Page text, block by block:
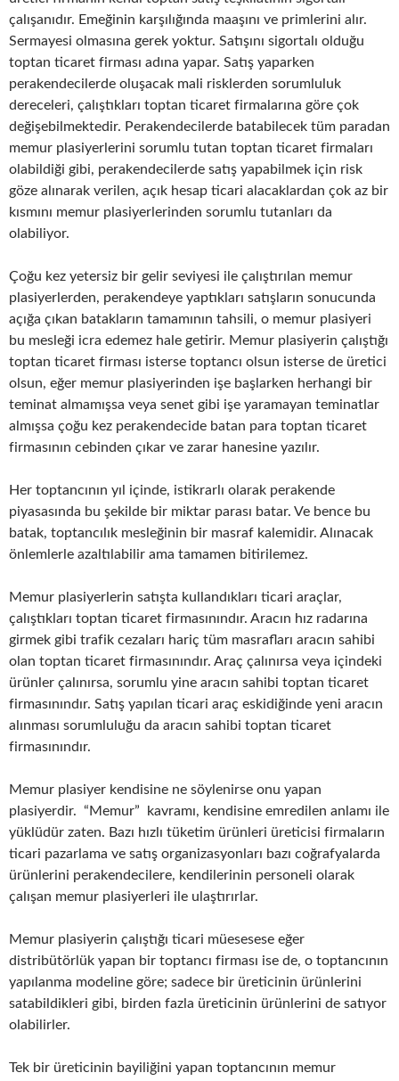
çalışanıdır. Emeğinin karşılığında maaşını ve primlerini alır.
Sermayesi olmasına gerek yoktur. Satışını sigortalı olduğu
toptan ticaret firması adına yapar. Satış yaparken
perakendecilerde oluşacak mali risklerden sorumluluk
dereceleri, çalıştıkları toptan ticaret firmalarına göre çok
değişebilmektedir. Perakendecilerde batabilecek tüm paradan
memur plasiyerlerini sorumlu tutan toptan ticaret firmaları
olabildiği gibi, perakendecilerde satış yapabilmek için risk
göze alınarak verilen, açık hesap ticari alacaklardan çok az bir
kısmını memur plasiyerlerinden sorumlu tutanları da
olabiliyor.
Çoğu kez yetersiz bir gelir seviyesi ile çalıştırılan memur
plasiyerlerden, perakendeye yaptıkları satışların sonucunda
açığa çıkan batakların tamamının tahsili, o memur plasiyeri
bu mesleği icra edemez hale getirir. Memur plasiyerin çalıştığı
toptan ticaret firması isterse toptancı olsun isterse de üretici
olsun, eğer memur plasiyerinden işe başlarken herhangi bir
teminat almamışsa veya senet gibi işe yaramayan teminatlar
almışsa çoğu kez perakendecide batan para toptan ticaret
firmasının cebinden çıkar ve zarar hanesine yazılır.
Her toptancının yıl içinde, istikrarlı olarak perakende
piyasasında bu şekilde bir miktar parası batar. Ve bence bu
batak, toptancılık mesleğinin bir masraf kalemidir. Alınacak
önlemlerle azaltılabilir ama tamamen bitirilemez.
Memur plasiyerlerin satışta kullandıkları ticari araçlar,
çalıştıkları toptan ticaret firmasınındır. Aracın hız radarına
girmek gibi trafik cezaları hariç tüm masrafları aracın sahibi
olan toptan ticaret firmasınındır. Araç çalınırsa veya içindeki
ürünler çalınırsa, sorumlu yine aracın sahibi toptan ticaret
firmasınındır. Satış yapılan ticari araç eskidiğinde yeni aracın
alınması sorumluluğu da aracın sahibi toptan ticaret
firmasınındır.
Memur plasiyer kendisine ne söylenirse onu yapan
plasiyerdir. “Memur” kavramı, kendisine emredilen anlamı ile
yüklüdür zaten. Bazı hızlı tüketim ürünleri üreticisi firmaların
ticari pazarlama ve satış organizasyonları bazı coğrafyalarda
ürünlerini perakendecilere, kendilerinin personeli olarak
çalışan memur plasiyerleri ile ulaştırırlar.
Memur plasiyerin çalıştığı ticari müesesese eğer
distribütörlük yapan bir toptancı firması ise de, o toptancının
yapılanma modeline göre; sadece bir üreticinin ürünlerini
satabildikleri gibi, birden fazla üreticinin ürünlerini de satıyor
olabilirler.
Tek bir üreticinin bayiliğini yapan toptancının memur